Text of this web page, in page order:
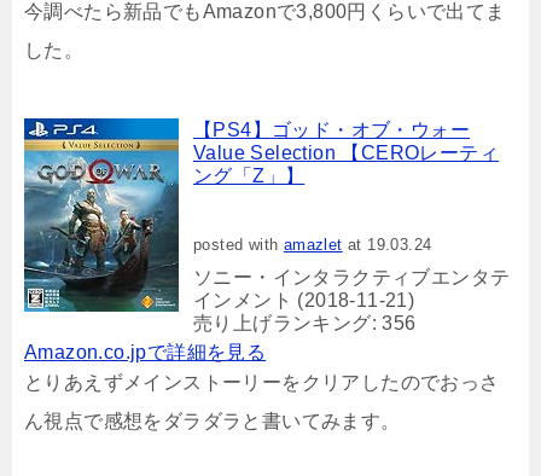
今調べたら新品でもAmazonで3,800円くらいで出てま
した。
【PS4】ゴッド・オブ・ウォー
Value Selection 【CEROレーティ
ング「Z」】
posted with amazlet at 19.03.24
ソニー・インタラクティブエンタテ
インメント (2018-11-21)
売り上げランキング: 356
Amazon.co.jpで詳細を見る
とりあえずメインストーリーをクリアしたのでおっさ
ん視点で感想をダラダラと書いてみます。